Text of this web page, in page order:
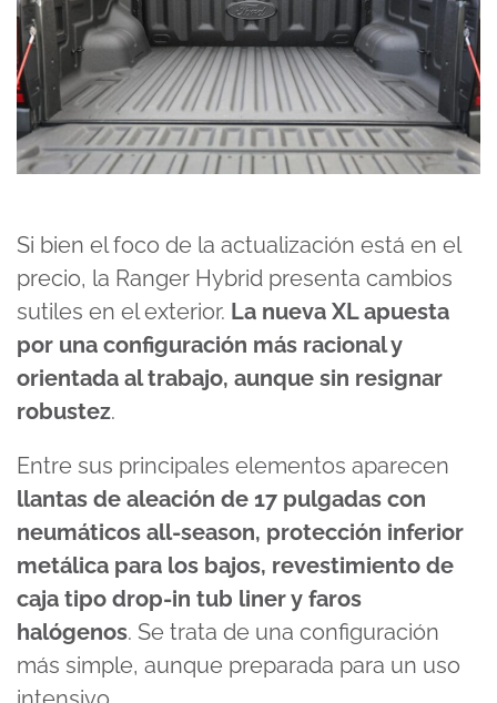
Si bien el foco de la actualización está en el
precio, la Ranger Hybrid presenta cambios
sutiles en el exterior. La nueva XL apuesta
por una configuración más racional y
orientada al trabajo, aunque sin resignar
robustez.
Entre sus principales elementos aparecen
llantas de aleación de 17 pulgadas con
neumáticos all-season, protección inferior
metálica para los bajos, revestimiento de
caja tipo drop-in tub liner y faros
halógenos. Se trata de una configuración
más simple, aunque preparada para un uso